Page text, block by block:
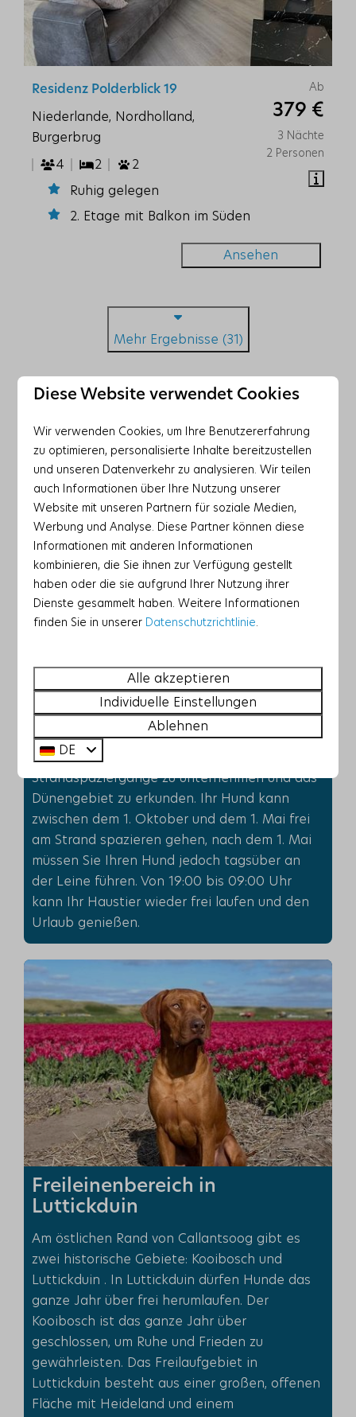
Ab
379 €
3 Nächte
2 Personen
Residenz Polderblick 19
Niederlande, Nordholland,
Burgerbrug
4 2 2
Ruhig gelegen
2. Etage mit Balkon im Süden
Ansehen
Mehr Ergebnisse (31)
Hund
Der Strand von Callantsoog gilt als der
weißeste Strand der Niederlande und Ihr
Hund ist dort herzlich willkommen. Im Urlaub
macht es großen Spaß, mit dem Hund lange
Strandspaziergänge zu unternehmen und das
Dünengebiet zu erkunden. Ihr Hund kann
zwischen dem 1. Oktober und dem 1. Mai frei
am Strand spazieren gehen, nach dem 1. Mai
müssen Sie Ihren Hund jedoch tagsüber an
der Leine führen. Von 19:00 bis 09:00 Uhr
kann Ihr Haustier wieder frei laufen und den
Urlaub genießen.
Freileinenbereich in
Luttickduin
Am östlichen Rand von Callantsoog gibt es
zwei historische Gebiete: Kooibosch und
Luttickduin . In Luttickduin dürfen Hunde das
ganze Jahr über frei herumlaufen. Der
Kooibosch ist das ganze Jahr über
geschlossen, um Ruhe und Frieden zu
gewährleisten. Das Freilaufgebiet in
Luttickduin besteht aus einer großen, offenen
Fläche mit Heideland und einem
Diese Website verwendet Cookies
Wir verwenden Cookies, um Ihre Benutzererfahrung
zu optimieren, personalisierte Inhalte bereitzustellen
und unseren Datenverkehr zu analysieren. Wir teilen
auch Informationen über Ihre Nutzung unserer
Website mit unseren Partnern für soziale Medien,
Werbung und Analyse. Diese Partner können diese
Informationen mit anderen Informationen
kombinieren, die Sie ihnen zur Verfügung gestellt
haben oder die sie aufgrund Ihrer Nutzung ihrer
Dienste gesammelt haben. Weitere Informationen
finden Sie in unserer Datenschutzrichtlinie.
Alle akzeptieren
Individuelle Einstellungen
Ablehnen
DE